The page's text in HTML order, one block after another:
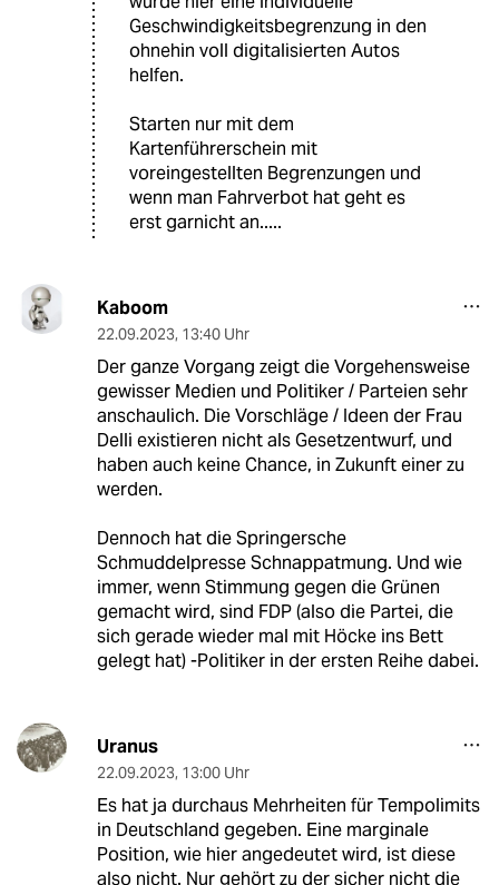
Geschwindigkeitsbegrenzung in den
ohnehin voll digitalisierten Autos
helfen.
Starten nur mit dem
Kartenführerschein mit
voreingestellten Begrenzungen und
wenn man Fahrverbot hat geht es
erst garnicht an.....
Kaboom
22.09.2023, 13:40 Uhr
Der ganze Vorgang zeigt die Vorgehensweise
gewisser Medien und Politiker / Parteien sehr
anschaulich. Die Vorschläge / Ideen der Frau
Delli existieren nicht als Gesetzentwurf, und
haben auch keine Chance, in Zukunft einer zu
werden.
Dennoch hat die Springersche
Schmuddelpresse Schnappatmung. Und wie
immer, wenn Stimmung gegen die Grünen
gemacht wird, sind FDP (also die Partei, die
sich gerade wieder mal mit Höcke ins Bett
gelegt hat) -Politiker in der ersten Reihe dabei.
Uranus
22.09.2023, 13:00 Uhr
Es hat ja durchaus Mehrheiten für Tempolimits
in Deutschland gegeben. Eine marginale
Position, wie hier angedeutet wird, ist diese
also nicht. Nur gehört zu der sicher nicht die